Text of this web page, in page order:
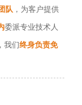
队 ，为客户提供
委派专业技术人
我们终身负责免